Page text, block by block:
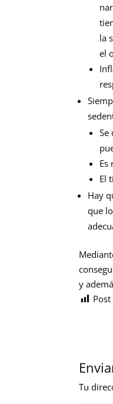
la
el
Se
Es
El
Hay
que
y
Post
Tu